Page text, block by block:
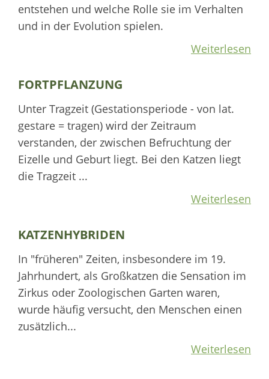
entstehen und welche Rolle sie im Verhalten
und in der Evolution spielen.
Weiterlesen
FORTPFLANZUNG
Unter Tragzeit (Gestationsperiode - von lat.
gestare = tragen) wird der Zeitraum
verstanden, der zwischen Befruchtung der
Eizelle und Geburt liegt. Bei den Katzen liegt
die Tragzeit ...
Weiterlesen
KATZENHYBRIDEN
In "früheren" Zeiten, insbesondere im 19.
Jahrhundert, als Großkatzen die Sensation im
Zirkus oder Zoologischen Garten waren,
wurde häufig versucht, den Menschen einen
zusätzlich...
Weiterlesen